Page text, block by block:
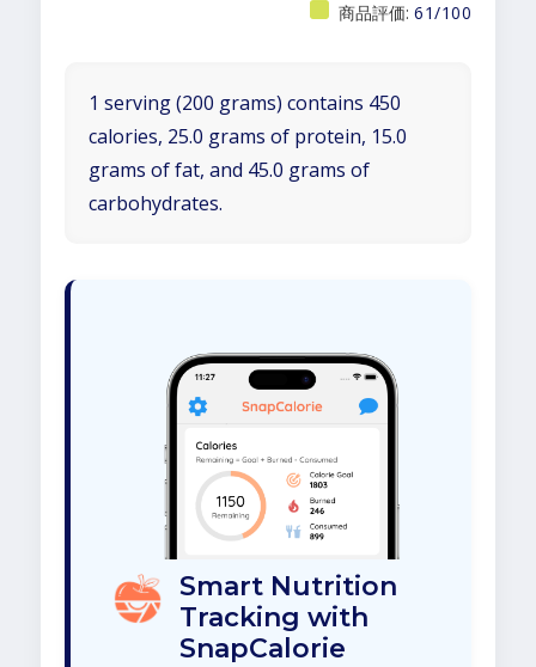
商品評価: 61/100
1 serving (200 grams) contains 450
calories, 25.0 grams of protein, 15.0
grams of fat, and 45.0 grams of
carbohydrates.
Smart Nutrition
Tracking with
SnapCalorie